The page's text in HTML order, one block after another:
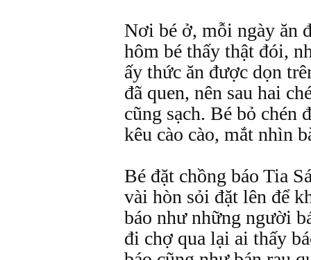
Nơi bé ở, mỗi ngày ăn
hôm bé thấy thật đói,
ấy thức ăn được dọn
đã quen, nên sau hai
cũng sạch. Bé bỏ chén
kêu cào cào, mắt nhìn
Bé đặt chồng báo Tia
vài hòn sỏi đặt lên để
báo như những người
đi chợ qua lại ai thấy